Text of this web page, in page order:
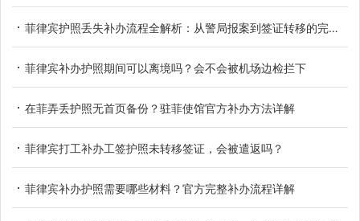
菲律宾护照丢失补办流程全解析：从警局报案到签证转移的完整闭环
菲律宾补办护照期间可以离境吗？会不会被机场边检拦下
在菲弄丢护照无首页备份？驻菲使馆官方补办方法详解
菲律宾打工补办工签护照未转移签证，会被遣返吗？
菲律宾补办护照需要哪些材料？官方完整补办流程详解